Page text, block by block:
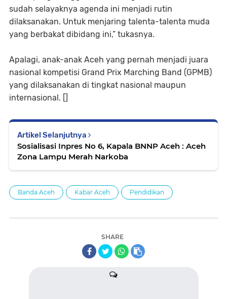
sudah selayaknya agenda ini menjadi rutin
dilaksanakan. Untuk menjaring talenta-talenta muda
yang berbakat dibidang ini,” tukasnya.
Apalagi, anak-anak Aceh yang pernah menjadi juara
nasional kompetisi Grand Prix Marching Band (GPMB)
yang dilaksanakan di tingkat nasional maupun
internasional. []
Artikel Selanjutnya
Sosialisasi Inpres No 6, Kapala BNNP Aceh : Aceh
Zona Lampu Merah Narkoba
Banda Aceh Kabar Aceh Pendidikan
SHARE